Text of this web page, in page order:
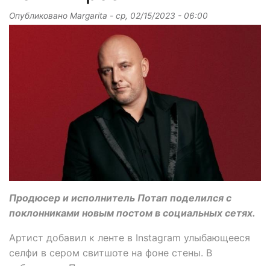
Опубликовано Margarita - ср, 02/15/2023 - 06:00
Продюсер и исполнитель Потап поделился с
поклонниками новым постом в социальных сетях.
Артист добавил к ленте в Instagram улыбающееся
селфи в сером свитшоте на фоне стены. В